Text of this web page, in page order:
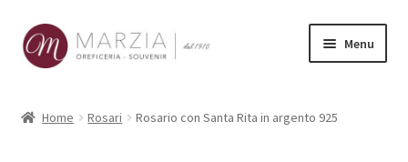
Vai
alla
Vai
al
Menu
Home Rosari Rosario con Santa Rita in argento 925